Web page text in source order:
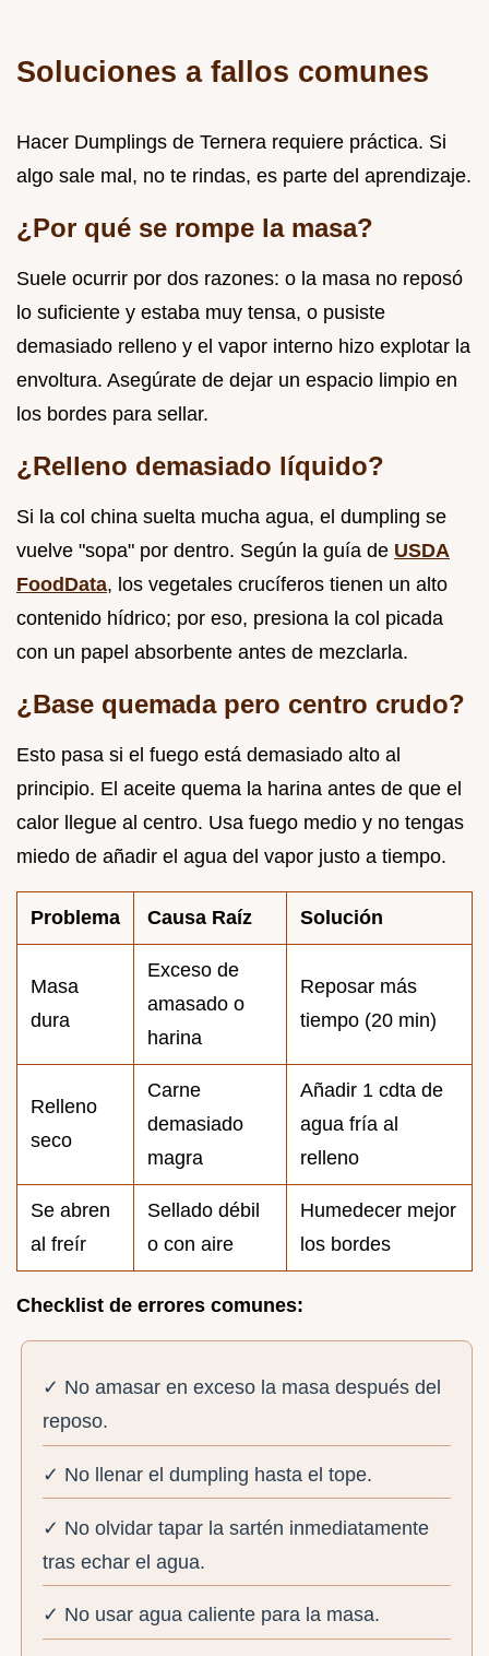
Soluciones a fallos comunes
Hacer Dumplings de Ternera requiere práctica. Si
algo sale mal, no te rindas, es parte del aprendizaje.
¿Por qué se rompe la masa?
Suele ocurrir por dos razones: o la masa no reposó
lo suficiente y estaba muy tensa, o pusiste
demasiado relleno y el vapor interno hizo explotar la
envoltura. Asegúrate de dejar un espacio limpio en
los bordes para sellar.
¿Relleno demasiado líquido?
Si la col china suelta mucha agua, el dumpling se
vuelve "sopa" por dentro. Según la guía de USDA
FoodData, los vegetales crucíferos tienen un alto
contenido hídrico; por eso, presiona la col picada
con un papel absorbente antes de mezclarla.
¿Base quemada pero centro crudo?
Esto pasa si el fuego está demasiado alto al
principio. El aceite quema la harina antes de que el
calor llegue al centro. Usa fuego medio y no tengas
miedo de añadir el agua del vapor justo a tiempo.
Problema Causa Raíz Solución
Masa
dura
Exceso de
amasado o
harina
Reposar más
tiempo (20 min)
Relleno
seco
Carne
demasiado
magra
Añadir 1 cdta de
agua fría al
relleno
Se abren
al freír
Sellado débil
o con aire
Humedecer mejor
los bordes
Checklist de errores comunes:
✓ No amasar en exceso la masa después del
reposo.
✓ No llenar el dumpling hasta el tope.
✓ No olvidar tapar la sartén inmediatamente
tras echar el agua.
✓ No usar agua caliente para la masa.